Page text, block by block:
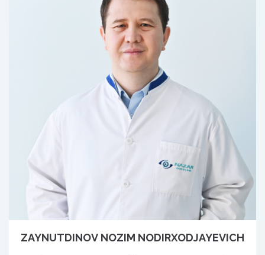
ZAYNUTDINOV NOZIM NODIRXODJAYEVICH